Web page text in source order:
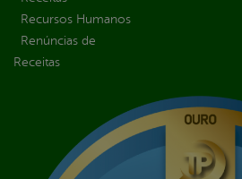
Recursos Humanos
Renúncias de
Receitas